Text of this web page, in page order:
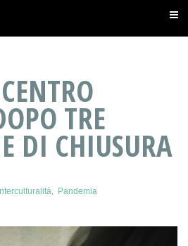
TRE
DI CHIUSURA
Pandemia